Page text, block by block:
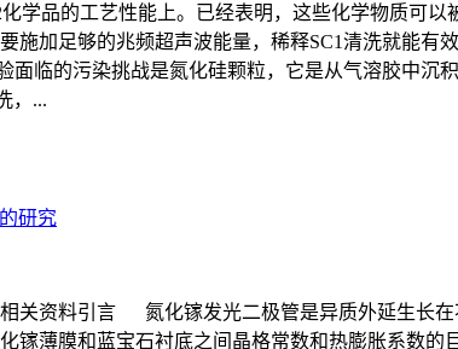
学品的工艺性能上。已经表明，这些化学物质可
施加足够的兆频超声波能量，稀释SC1清洗就能
临的污染挑战是氮化硅颗粒，它是从气溶胶中沉
，...
研究
关资料引言 氮化镓发光二极管是异质外延生长
镓薄膜和蓝宝石衬底之间晶格常数和热膨胀系数